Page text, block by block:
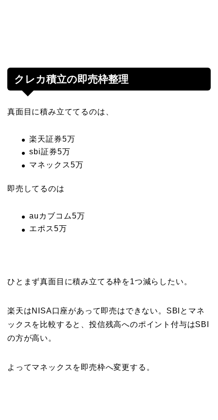
クレカ積立の即売枠整理
真面目に積み立ててるのは、
楽天証券5万
sbi証券5万
マネックス5万
即売してるのは
auカブコム5万
エポス5万
ひとまず真面目に積み立てる枠を1つ減らしたい。
楽天はNISA口座があって即売はできない。SBIとマネ
ックスを比較すると、投信残高へのポイント付与はSBI
の方が高い。
よってマネックスを即売枠へ変更する。